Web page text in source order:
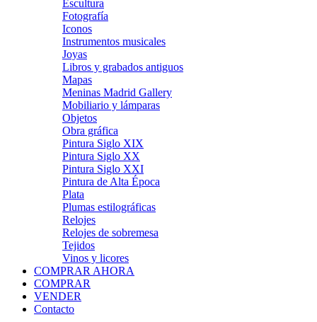
Escultura
Fotografía
Iconos
Instrumentos musicales
Joyas
Libros y grabados antiguos
Mapas
Meninas Madrid Gallery
Mobiliario y lámparas
Objetos
Obra gráfica
Pintura Siglo XIX
Pintura Siglo XX
Pintura Siglo XXI
Pintura de Alta Época
Plata
Plumas estilográficas
Relojes
Relojes de sobremesa
Tejidos
Vinos y licores
COMPRAR AHORA
COMPRAR
VENDER
Contacto